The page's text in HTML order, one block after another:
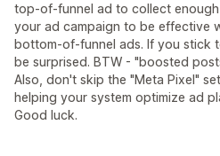
top-of-funnel ad to collect
your ad campaign to be effective
bottom-of-funnel ads. If you stick
be surprised. BTW - "boosted
Also, don't skip the "Meta Pixel"
helping your system optimize ad
Good luck.